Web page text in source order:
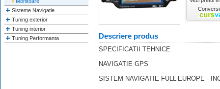
Sisteme Navigatie
Tuning exterior
Tuning interior
Tuning Performanta
Descriere produs
SPECIFICATII TEHNICE
NAVIGATIE GPS
SISTEM NAVIGATIE FULL EUROPE -